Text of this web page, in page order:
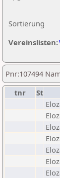
Sortierung
Vereinslisten:
Pnr:107494
tnr
St